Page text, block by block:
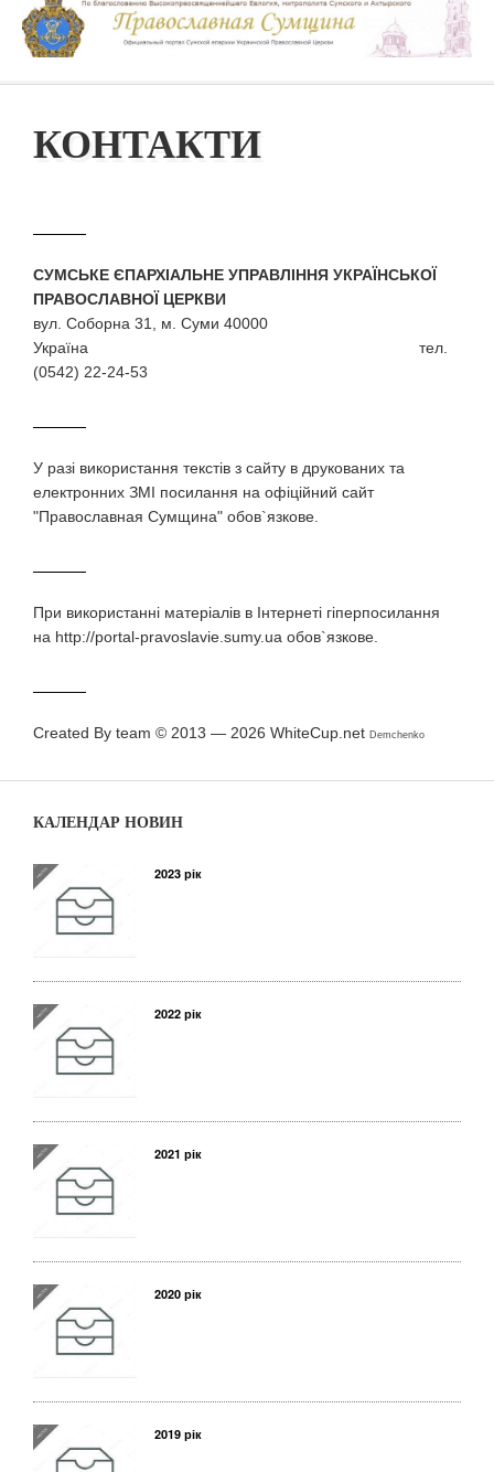
КОНТАКТИ
СУМСЬКЕ ЄПАРХІАЛЬНЕ УПРАВЛІННЯ УКРАЇНСЬКОЇ
ПРАВОСЛАВНОЇ ЦЕРКВИ
вул. Соборна 31, м. Суми 40000
Україна тел.
(0542) 22-24-53
У разi використання текстiв з сайту в друкованих та
електронних ЗМI посилання на офіційний сайт
"Православная Сумщина" обов`язкове.
При використаннi матерiалiв в Iнтернетi гiперпосилання
на http://portal-pravoslavie.sumy.ua обов`язкове.
Created By team © 2013 — 2026 WhiteCup.net Demchenko
КАЛЕНДАР НОВИН
2023 рік
2022 рік
2021 рік
2020 рік
2019 рік